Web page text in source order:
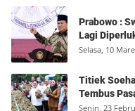
Prabowo :
Lagi
Selasa, 10
Titiek
Tembus
Juta per
Senin, 23